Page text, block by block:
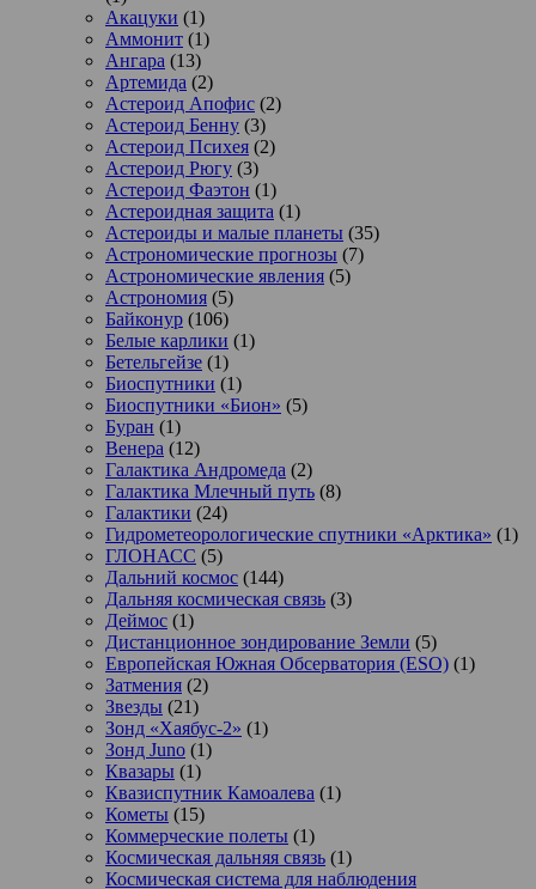
Акацуки (1)
Аммонит (1)
Ангара (13)
Артемида (2)
Астероид Апофис (2)
Астероид Бенну (3)
Астероид Психея (2)
Астероид Рюгу (3)
Астероид Фаэтон (1)
Астероидная защита (1)
Астероиды и малые планеты (35)
Астрономические прогнозы (7)
Астрономические явления (5)
Астрономия (5)
Байконур (106)
Белые карлики (1)
Бетельгейзе (1)
Биоспутники (1)
Биоспутники «Бион» (5)
Буран (1)
Венера (12)
Галактика Андромеда (2)
Галактика Млечный путь (8)
Галактики (24)
Гидрометеорологические спутники «Арктика» (1)
ГЛОНАСС (5)
Дальний космос (144)
Дальняя космическая связь (3)
Деймос (1)
Дистанционное зондирование Земли (5)
Европейская Южная Обсерватория (ESO) (1)
Затмения (2)
Звезды (21)
Зонд «Хаябус-2» (1)
Зонд Juno (1)
Квазары (1)
Квазиспутник Камоалева (1)
Кометы (15)
Коммерческие полеты (1)
Космическая дальняя связь (1)
Космическая система для наблюдения